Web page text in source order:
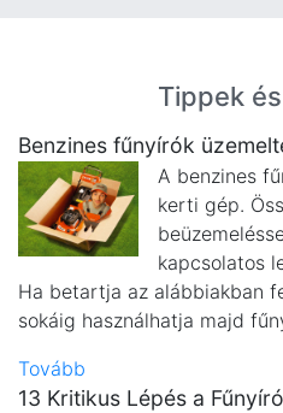
Tippek
Benzines fűnyírók
A benzines
kerti gép.
kapcsolatos
Ha betartja az alábbiakban
sokáig használhatja majd
Tovább
13 Kritikus Lépés a